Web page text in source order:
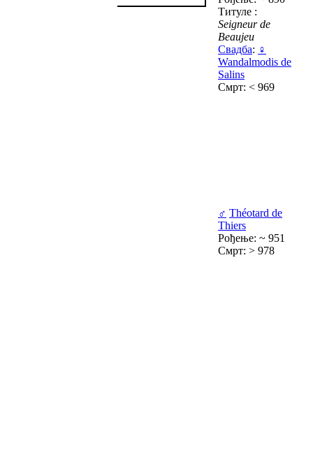
Титуле :
Seigneur de
Beaujeu
Свадба: ♀
Wandalmodis de
Salins
Смрт: < 969
♂ Théotard de
Thiers
Рођење: ~ 951
Смрт: > 978